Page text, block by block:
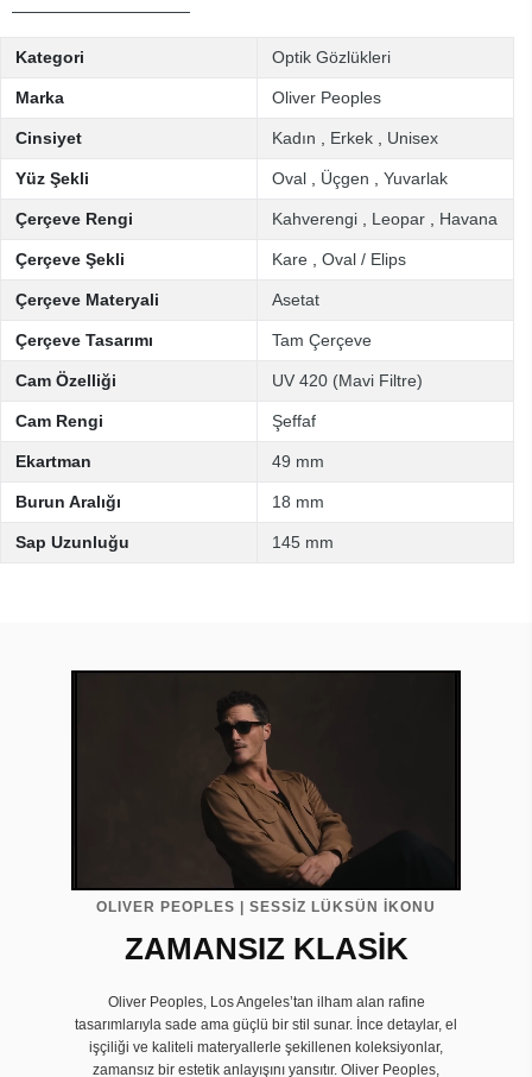
Kategori Optik Gözlükleri
Marka Oliver Peoples
Cinsiyet Kadın Erkek Unisex
Yüz Şekli Oval Üçgen Yuvarlak
Çerçeve Rengi Kahverengi Leopar Havana
Çerçeve Şekli Kare Oval / Elips
Çerçeve Materyali Asetat
Çerçeve Tasarımı Tam Çerçeve
Cam Özelliği UV 420 (Mavi Filtre)
Cam Rengi Şeffaf
Ekartman 49 mm
Burun Aralığı 18 mm
Sap Uzunluğu 145 mm
OLIVER PEOPLES | SESSİZ LÜKSÜN İKONU
ZAMANSIZ KLASİK
Oliver Peoples, Los Angeles’tan ilham alan rafine
tasarımlarıyla sade ama güçlü bir stil sunar. İnce detaylar, el
işçiliği ve kaliteli materyallerle şekillenen koleksiyonlar,
zamansız bir estetik anlayışını yansıtır. Oliver Peoples,